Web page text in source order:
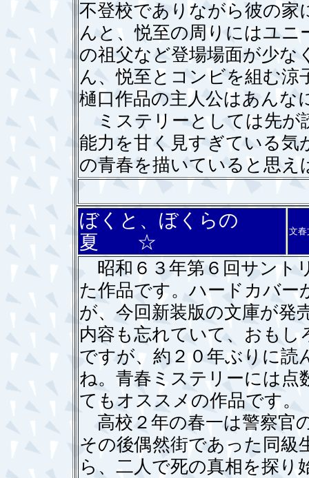
不登校でありながら彼の家
んと、悦至の周りにはユ
の祖父など登場場面が少
ん、悦至とコンビを組む涼
樋口作品の主人公はあんな
ミステリーとしては先が
能力を甘く見すぎている
の青春を描いていると思え
ぼくと、ぼくらの
夏 ☆
文春
昭和６３年第６回サント
た作品です。ハードカバ
が、今回新装版の文庫が発
内容も忘れていて、おも
ですが、約２０年ぶりに
ね。青春ミステリーには点
てもオススメの作品です。
高校２年の春一は警察官
その後偶然街であった同
ら、二人で死の真相を探り